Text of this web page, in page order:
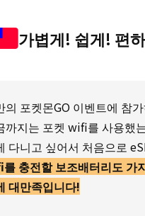
가볍게! 쉽게! 편
의 포켓몬GO 이벤트에 참
까지는 포켓 wifi를 사용했
다니고 싶어서 처음으로
충전할 보조배터리도 가
대만족입니다!